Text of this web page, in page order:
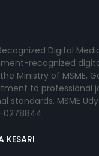
Digital
recognized
Ministry of MSME,
to professional
standards. MSME
0278844
KESARI